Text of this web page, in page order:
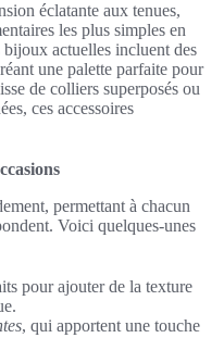
éclatante aux tenues,
les plus simples en
actuelles incluent des
une palette parfaite pour
de colliers superposés ou
ces accessoires
permettant à chacun
Voici quelques-unes
pour ajouter de la texture
, qui apportent une touche